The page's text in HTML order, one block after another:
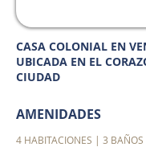
CASA COLONIAL EN
UBICADA EN EL
CIUDAD
AMENIDADES
4 HABITACIONES | 3